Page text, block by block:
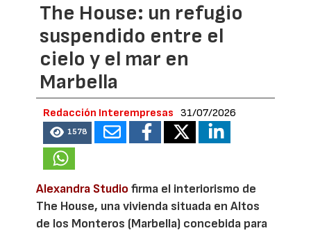
The House: un refugio
suspendido entre el
cielo y el mar en
Marbella
Redacción Interempresas 31/07/2026
1578
Alexandra Studio firma el interiorismo de
The House, una vivienda situada en Altos
de los Monteros (Marbella) concebida para